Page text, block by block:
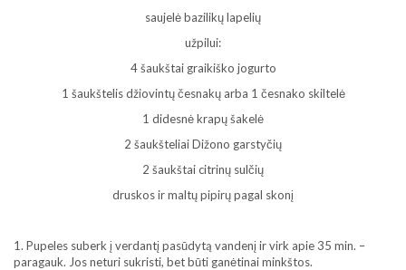
saujelė bazilikų lapelių
užpilui:
4 šaukštai graikiško jogurto
1 šaukštelis džiovintų česnakų arba 1 česnako skiltelė
1 didesnė krapų šakelė
2 šaukšteliai Dižono garstyčių
2 šaukštai citrinų sulčių
druskos ir maltų pipirų pagal skonį
1. Pupeles suberk į verdantį pasūdytą vandenį ir virk apie 35 min. –
paragauk. Jos neturi sukristi, bet būti ganėtinai minkštos.